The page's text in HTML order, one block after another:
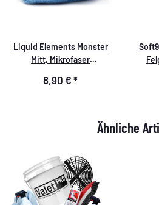
Liquid Elements Monster
Mitt, Mikrofaser
18x26cm,1800GSM
8,90 € *
Ähnliche